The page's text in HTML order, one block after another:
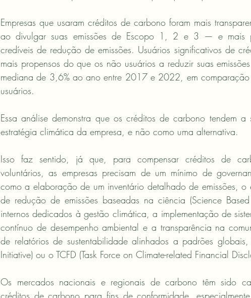
Empresas que usaram créditos de carbono foram mais
ao divulgar suas emissões de Escopo 1, 2 e 3 — e mais
credíveis de redução de emissões. Usuários significativos de
mais propensos do que os não usuários a reduzir suas
mediana de 3,6% ao ano entre 2017 e 2022, em
usuários.
Essa análise demonstra que os créditos de carbono tendem
estratégia climática da empresa, e não como uma alternativa.
Isso faz sentido, já que, para compensar créditos de
voluntários, as empresas precisam de um mínimo de
como a elaboração de um inventário detalhado de emissões, o
de redução de emissões baseadas na ciência (Science
internos dedicados à gestão climática, a implementação de
contínuo de desempenho ambiental e a transparência na
de relatórios de sustentabilidade alinhados a padrões
Initiative) ou o TCFD (Task Force on Climate-related Financial
Os mercados nacionais e regionais de carbono têm sido
créditos de carbono para fins de conformidade,